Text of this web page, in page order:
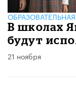
В школах
будут
21 ноября